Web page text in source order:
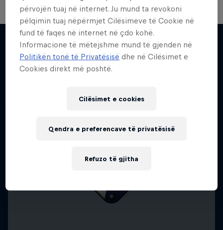
Më shumë si kjo
përvojën tuaj në internet. Ju mund ta revokoni
pëlqimin tuaj nëpërmjet Cilësimeve të Cookie në
fund të faqes në internet në çdo kohë.
Informacione të mëtejshme mund të gjenden në
Politikën tonë të Privatësisë dhe në Cilësimet e
Cookies direkt më poshtë.
Cilësimet e cookies
Refuzo të gjitha
Qendra e preferencave të privatësisë